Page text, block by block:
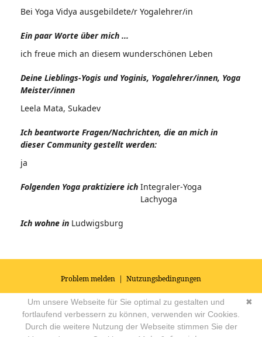
Bei Yoga Vidya ausgebildete/r Yogalehrer/in
Ein paar Worte über mich ...
ich freue mich an diesem wunderschönen Leben
Deine Lieblings-Yogis und Yoginis, Yogalehrer/innen, Yoga
Meister/innen
Leela Mata, Sukadev
Ich beantworte Fragen/Nachrichten, die an mich in
dieser Community gestellt werden:
ja
Folgenden Yoga praktiziere ich Integraler-Yoga
Lachyoga
Ich wohne in Ludwigsburg
Problem melden | Nutzungsbedingungen
© 2026Impressum|Datenschutz|AGB's| Yoga Vidya Community -
Forum für Yoga, Meditation und Ayurveda Powered by
✖
Um unsere Webseite für Sie optimal zu gestalten und
fortlaufend verbessern zu können, verwenden wir Cookies.
Durch die weitere Nutzung der Webseite stimmen Sie der